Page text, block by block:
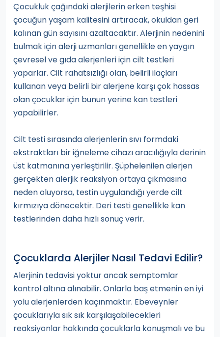
Çocukluk çağındaki alerjilerin erken teşhisi
çocuğun yaşam kalitesini artıracak, okuldan geri
kalınan gün sayısını azaltacaktır. Alerjinin nedenini
bulmak için alerji uzmanları genellikle en yaygın
çevresel ve gıda alerjenleri için cilt testleri
yaparlar. Cilt rahatsızlığı olan, belirli ilaçları
kullanan veya belirli bir alerjene karşı çok hassas
olan çocuklar için bunun yerine kan testleri
yapabilirler.
Cilt testi sırasında alerjenlerin sıvı formdaki
ekstraktları bir iğneleme cihazı aracılığıyla derinin
üst katmanına yerleştirilir. Şüphelenilen alerjen
gerçekten alerjik reaksiyon ortaya çıkmasına
neden oluyorsa, testin uygulandığı yerde cilt
kırmızıya dönecektir. Deri testi genellikle kan
testlerinden daha hızlı sonuç verir.
Çocuklarda Alerjiler Nasıl Tedavi Edilir?
Alerjinin tedavisi yoktur ancak semptomlar
kontrol altına alınabilir. Onlarla baş etmenin en iyi
yolu alerjenlerden kaçınmaktır. Ebeveynler
çocuklarıyla sık sık karşılaşabilecekleri
reaksiyonlar hakkında çocuklarla konuşmalı ve bu